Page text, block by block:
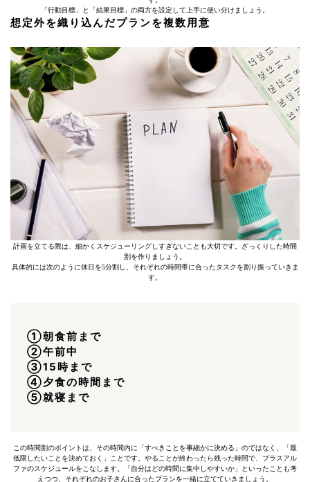
「行動目標」と「結果目標」の両方を設定して上手に使い分けましょう。
想定外を織り込んだプランを複数用意
計画を立てる際は、細かくスケジューリングしすぎないことも大切です。ざっくりした時間
割を作りましょう。
具体的には次のように休日を5分割し、それぞれの時間帯に合ったタスクを割り振っていきま
す。
➀朝食前まで
②午前中
③15時まで
④夕食の時間まで
⑤就寝まで
この時間割のポイントは、その時間内に「すべきことを事細かに決める」のではなく、「最
低限したいことを決めておく」ことです。やることが終わったら残った時間で、プラスアル
ファのスケジュールをこなします。「自分はどの時間に集中しやすいか」といったことも考
えつつ、それぞれのお子さんに合ったプランを一緒に立てていきましょう。